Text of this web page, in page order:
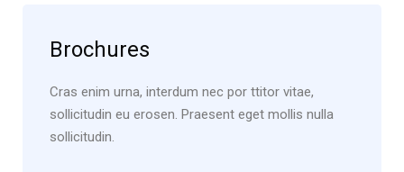
Brochures
Cras enim urna, interdum nec por ttitor vitae,
sollicitudin eu erosen. Praesent eget mollis nulla
sollicitudin.